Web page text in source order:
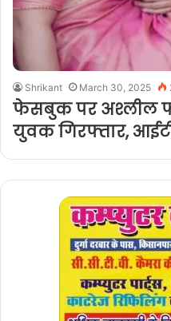
Shrikant March 30, 2025
फेसबुक पर अश्लील
युवक गिरफ्तार,